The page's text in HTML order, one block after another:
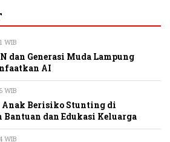
WIB
dan Generasi Muda Lampung
AI
WIB
Berisiko Stunting di
dan Edukasi Keluarga
WIB